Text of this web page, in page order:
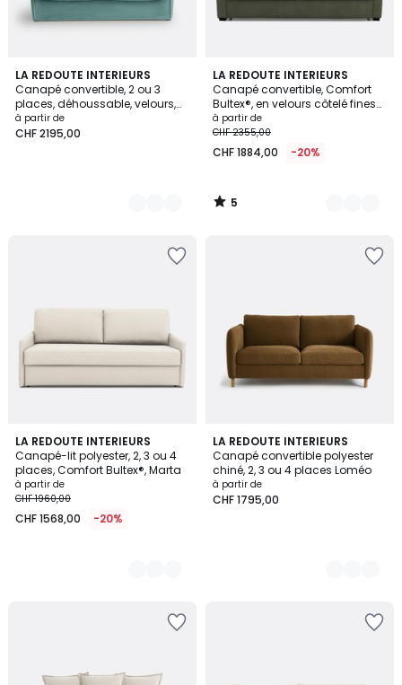
LA REDOUTE INTERIEURS
Canapé convertible, 2 ou 3
places, déhoussable, velours,
ODNA
à partir de
CHF 2195,00
3
Couleurs
LA REDOUTE INTERIEURS
Canapé convertible, Comfort
Bultex®, en velours côtelé fines
côtes, TIMOR
à partir de
CHF 2355,00
CHF 1884,00 -20%
5
/
5
5
Couleurs
5
/
LA REDOUTE INTERIEURS
Canapé-lit polyester, 2, 3 ou 4
places, Comfort Bultex®, Marta
à partir de
CHF 1960,00
CHF 1568,00 -20%
3
Couleurs
LA REDOUTE INTERIEURS
Canapé convertible polyester
chiné, 2, 3 ou 4 places Loméo
à partir de
CHF 1795,00
4
Couleurs